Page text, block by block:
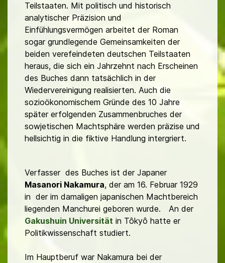
Teilstaaten. Mit politisch und historisch
analytischer Präzision und
Einfühlungsvermögen arbeitet der Roman
sogar grundlegende Gemeinsamkeiten der
beiden verefeindeten deutschen Teilstaaten
heraus, die sich ein Jahrzehnt nach Erscheinen
des Buches dann tatsächlich in der
Wiedervereinigung realisierten. Auch die
sozioökonomischem Gründe des 10 Jahre
später erfolgenden Zusammenbruches der
sowjetischen Machtsphäre werden präzise und
hellsichtig in die fiktive Handlung intergriert.
Verfasser des Buches ist der Japaner
Masanori Nakamura, der am 16. Februar 1929
in der im damaligen japanischen Machtbereich
liegenden Manchurei geboren wurde. An der
Gakushuin Universität in Tôkyô hatte er
Politikwissenschaft studiert.
Im Hauptberuf war Nakamura bei der